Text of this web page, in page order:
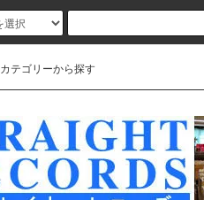
カテゴリーから探す